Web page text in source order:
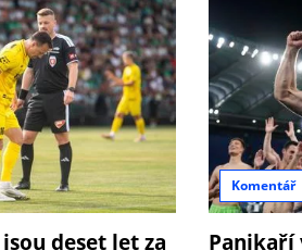
deset let za
Komentář
Panikaří